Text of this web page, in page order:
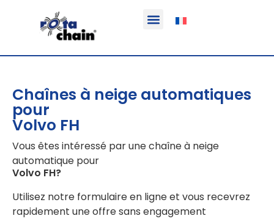
Chaînes à neige automatiques
pour
Volvo FH
Vous êtes intéressé par une chaîne à neige
automatique pour
Volvo FH?
Utilisez notre formulaire en ligne et vous recevrez
rapidement une offre sans engagement